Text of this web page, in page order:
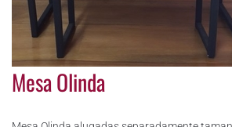
Mesa Olinda